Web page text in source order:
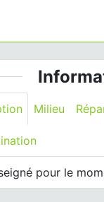
Milieu
pour le